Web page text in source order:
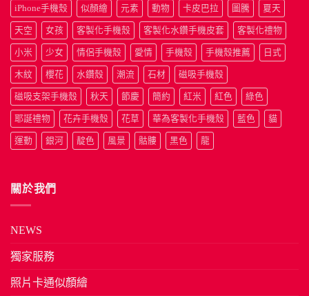
iPhone手機殼 似顏繪 元素 動物 卡皮巴拉 圖騰 夏天
天空 女孩 客製化手機殼 客製化水鑽手機皮套 客製化禮物
小米 少女 情侶手機殼 愛情 手機殼 手機殼推薦 日式
木紋 櫻花 水鑽殼 潮流 石材 磁吸手機殼
磁吸支架手機殼 秋天 節慶 簡約 紅米 紅色 綠色
耶誕禮物 花卉手機殼 花草 華為客製化手機殼 藍色 貓
運動 銀河 靛色 風景 骷髏 黑色 龍
關於我們
NEWS
獨家服務
照片卡通似顏繪